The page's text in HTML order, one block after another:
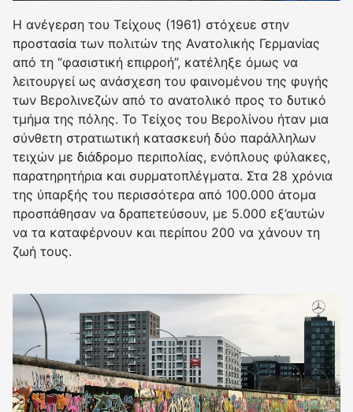
Η ανέγερση του Τείχους (1961) στόχευε στην
προστασία των πολιτών της Ανατολικής Γερμανίας
από τη “φασιστική επιρροή”, κατέληξε όμως να
λειτουργεί ως ανάσχεση του φαινομένου της φυγής
των Βερολινεζών από το ανατολικό προς το δυτικό
τμήμα της πόλης. Το Τείχος του Βερολίνου ήταν μια
σύνθετη στρατιωτική κατασκευή δύο παράλληλων
τειχών με διάδρομο περιπολίας, ενόπλους φύλακες,
παρατηρητήρια και συρματοπλέγματα. Στα 28 χρόνια
της ύπαρξής του περισσότερα από 100.000 άτομα
προσπάθησαν να δραπετεύσουν, με 5.000 εξ’αυτών
να τα καταφέρνουν και περίπου 200 να χάνουν τη
ζωή τους.